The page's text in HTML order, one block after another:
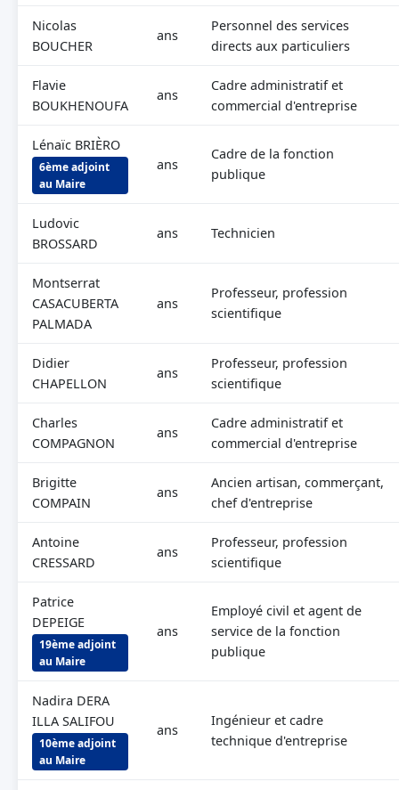
Nicolas
BOUCHER
ans
Personnel des services
directs aux particuliers
Flavie
BOUKHENOUFA
ans
Cadre administratif et
commercial d'entreprise
Lénaïc BRIÈRO
6ème adjoint
au Maire
ans
Cadre de la fonction
publique
Ludovic
BROSSARD
ans Technicien
Montserrat
CASACUBERTA
PALMADA
ans
Professeur, profession
scientifique
Didier
CHAPELLON
ans
Professeur, profession
scientifique
Charles
COMPAGNON
ans
Cadre administratif et
commercial d'entreprise
Brigitte
COMPAIN
ans
Ancien artisan, commerçant,
chef d'entreprise
Antoine
CRESSARD
ans
Professeur, profession
scientifique
Patrice
DEPEIGE
19ème adjoint
au Maire
ans
Employé civil et agent de
service de la fonction
publique
Nadira DERA
ILLA SALIFOU
10ème adjoint
au Maire
ans
Ingénieur et cadre
technique d'entreprise